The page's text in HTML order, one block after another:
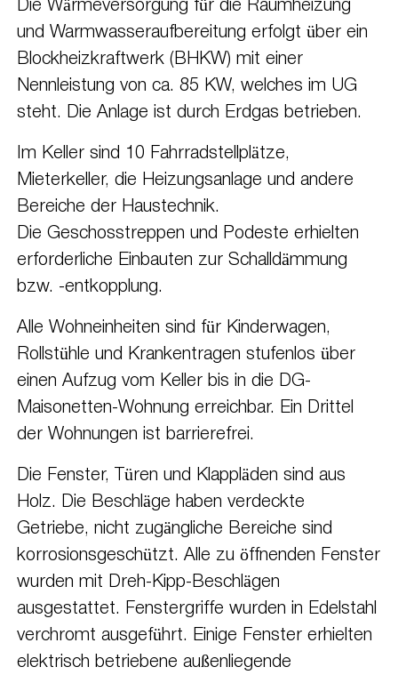
Die Wärmeversorgung für die Raumheizung
und Warmwasseraufbereitung erfolgt über ein
Blockheizkraftwerk (BHKW) mit einer
Nennleistung von ca. 85 KW, welches im UG
steht. Die Anlage ist durch Erdgas betrieben.
Im Keller sind 10 Fahrradstellplätze,
Mieterkeller, die Heizungsanlage und andere
Bereiche der Haustechnik.
Die Geschosstreppen und Podeste erhielten
erforderliche Einbauten zur Schalldämmung
bzw. -entkopplung.
Alle Wohneinheiten sind für Kinderwagen,
Rollstühle und Krankentragen stufenlos über
einen Aufzug vom Keller bis in die DG-
Maisonetten-Wohnung erreichbar. Ein Drittel
der Wohnungen ist barrierefrei.
Die Fenster, Türen und Klappläden sind aus
Holz. Die Beschläge haben verdeckte
Getriebe, nicht zugängliche Bereiche sind
korrosionsgeschützt. Alle zu öffnenden Fenster
wurden mit Dreh-Kipp-Beschlägen
ausgestattet. Fenstergriffe wurden in Edelstahl
verchromt ausgeführt. Einige Fenster erhielten
elektrisch betriebene außenliegende